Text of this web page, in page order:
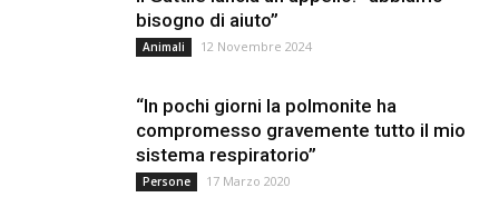
bisogno di aiuto”
Animali 12 Novembre 2024
“In pochi giorni la polmonite ha
compromesso gravemente tutto il mio
sistema respiratorio”
Persone 17 Marzo 2020